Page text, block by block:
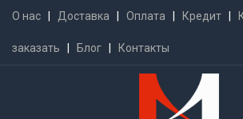
О нас Доставка Оплата Кредит
заказать Блог Контакты